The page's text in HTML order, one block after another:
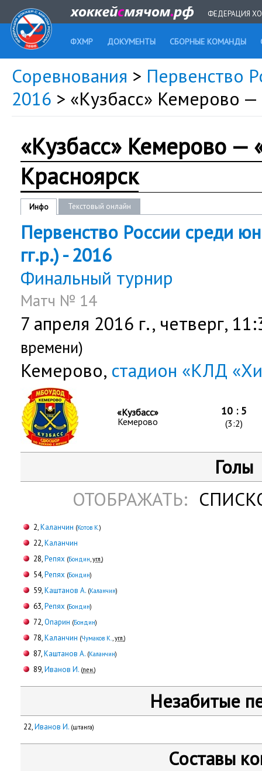
ФЕДЕРАЦИЯ
ФХМР ДОКУМЕНТЫ СБОРНЫЕ КОМАНДЫ
Соревнования > Первенство
2016 > «Кузбасс» Кемерово
«Кузбасс» Кемерово —
Красноярск
Инфо Текстовый онлайн
Первенство России среди
гг.р.) - 2016
Финальный турнир
Матч № 14
7 апреля 2016 г., четверг,
времени)
Кемерово, стадион «КЛД
«Кузбасс»
Кемерово
10 : 5
(3:2)
Голы
ОТОБРАЖАТЬ:
2,Каланчин (Котов К.)
22,Каланчин
28,Репях (Бондин,угл.)
54,Репях (Бондин)
59,Каштанов А. (Каланчин)
63,Репях (Бондин)
72,Опарин (Бондин)
78,Каланчин (Чумаков К.,угл.)
87,Каштанов А. (Каланчин)
89,Иванов И. (пен.)
Незабитые
22,Иванов И. (штанга)
Составы